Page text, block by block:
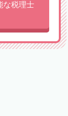
な税理士